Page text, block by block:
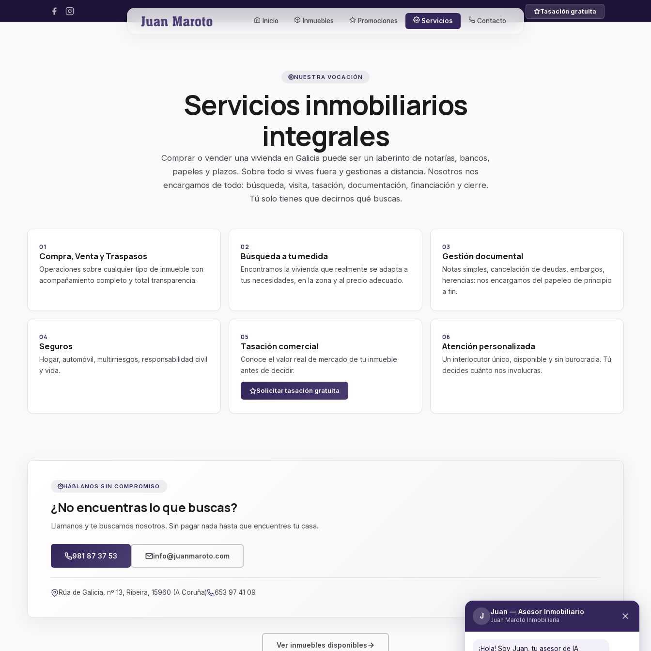
Tasación gratuita
Inicio Inmuebles Promociones Servicios Contacto
NUESTRA VOCACIÓN
Servicios inmobiliarios
integrales
Comprar o vender una vivienda en Galicia puede ser un laberinto de notarías, bancos,
papeles y plazos. Sobre todo si vives fuera y gestionas a distancia. Nosotros nos
encargamos de todo: búsqueda, visita, tasación, documentación, financiación y cierre.
Tú solo tienes que decirnos qué buscas.
01
Compra, Venta y Traspasos
Operaciones sobre cualquier tipo de inmueble con
acompañamiento completo y total transparencia.
02
Búsqueda a tu medida
Encontramos la vivienda que realmente se adapta a
tus necesidades, en la zona y al precio adecuado.
03
Gestión documental
Notas simples, cancelación de deudas, embargos,
herencias: nos encargamos del papeleo de principio
a fin.
04
Seguros
Hogar, automóvil, multirriesgos, responsabilidad civil
y vida.
05
Tasación comercial
Conoce el valor real de mercado de tu inmueble
antes de decidir.
Solicitar tasación gratuita
06
Atención personalizada
Un interlocutor único, disponible y sin burocracia. Tú
decides cuánto nos involucras.
HÁBLANOS SIN COMPROMISO
¿No encuentras lo que buscas?
Llamanos y te buscamos nosotros. Sin pagar nada hasta que encuentres tu casa.
981 87 37 53 info@juanmaroto.com
Rúa de Galicia, nº 13, Ribeira, 15960 (A Coruña) 653 97 41 09
Ver inmuebles disponibles
J Juan — Asesor Inmobiliario
Juan Maroto Inmobiliaria
¡Hola! Soy Juan, tu asesor de IA